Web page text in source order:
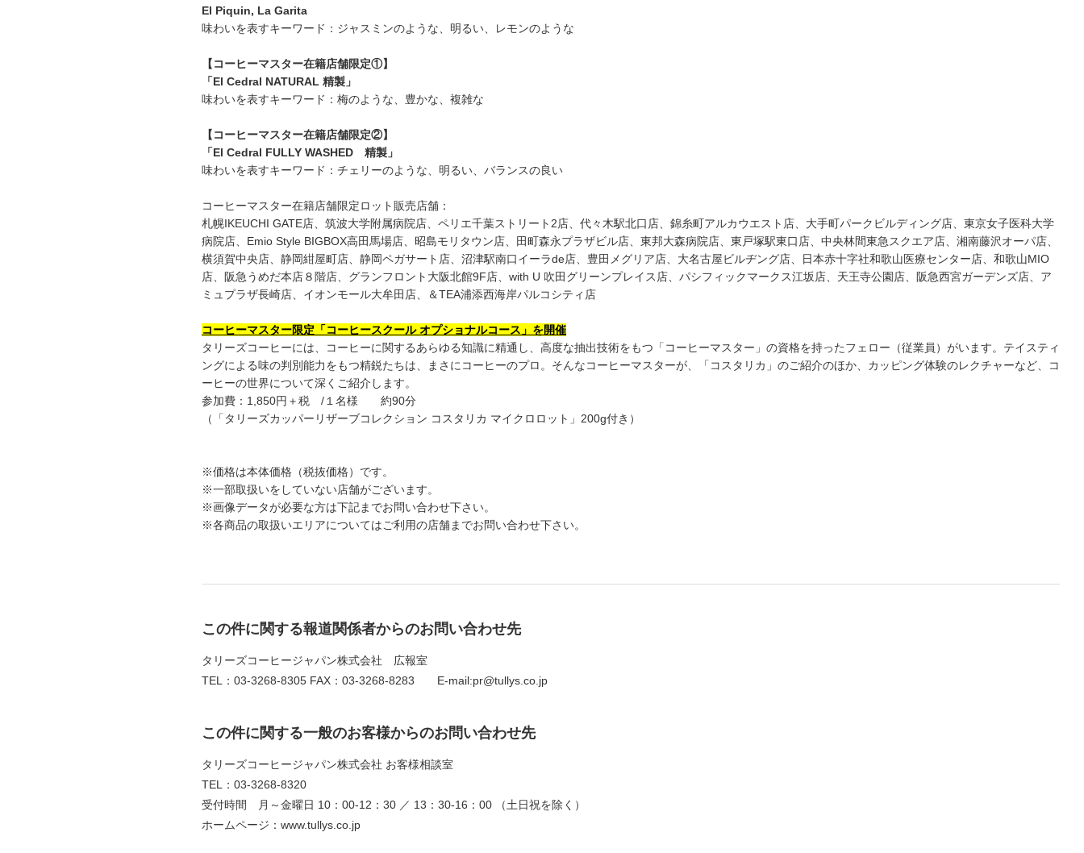
El Piquin, La Garita
味わいを表すキーワード：ジャスミンのような、明るい、レモンのような
【コーヒーマスター在籍店舗限定①】
「El Cedral NATURAL 精製」
味わいを表すキーワード：梅のような、豊かな、複雑な
【コーヒーマスター在籍店舗限定②】
「El Cedral FULLY WASHED 精製」
味わいを表すキーワード：チェリーのような、明るい、バランスの良い
コーヒーマスター在籍店舗限定ロット販売店舗：
札幌IKEUCHI GATE店、筑波大学附属病院店、ペリエ千葉ストリート2店、代々木駅北口店、錦糸町アルカウエスト店、大手町パークビルディング店、東京女子医科大学
病院店、Emio Style BIGBOX高田馬場店、昭島モリタウン店、田町森永プラザビル店、東邦大森病院店、東戸塚駅東口店、中央林間東急スクエア店、湘南藤沢オーパ店、
横須賀中央店、静岡紺屋町店、静岡ペガサート店、沼津駅南口イーラde店、豊田メグリア店、大名古屋ビルヂング店、日本赤十字社和歌山医療センター店、和歌山MIO
店、阪急うめだ本店８階店、グランフロント大阪北館9F店、with U 吹田グリーンプレイス店、パシフィックマークス江坂店、天王寺公園店、阪急西宮ガーデンズ店、ア
ミュプラザ長崎店、イオンモール大牟田店、＆TEA浦添西海岸パルコシティ店
コーヒーマスター限定「コーヒースクール オプショナルコース」を開催
タリーズコーヒーには、コーヒーに関するあらゆる知識に精通し、高度な抽出技術をもつ「コーヒーマスター」の資格を持ったフェロー（従業員）がいます。テイスティ
ングによる味の判別能力をもつ精鋭たちは、まさにコーヒーのプロ。そんなコーヒーマスターが、「コスタリカ」のご紹介のほか、カッピング体験のレクチャーなど、コ
ーヒーの世界について深くご紹介します。
参加費：1,850円＋税 /１名様 約90分
（「タリーズカッパーリザーブコレクション コスタリカ マイクロロット」200g付き）
※価格は本体価格（税抜価格）です。
※一部取扱いをしていない店舗がございます。
※画像データが必要な方は下記までお問い合わせ下さい。
※各商品の取扱いエリアについてはご利用の店舗までお問い合わせ下さい。
この件に関する報道関係者からのお問い合わせ先
タリーズコーヒージャパン株式会社 広報室
TEL：03-3268-8305 FAX：03-3268-8283 E-mail:pr@tullys.co.jp
この件に関する一般のお客様からのお問い合わせ先
タリーズコーヒージャパン株式会社 お客様相談室
TEL：03-3268-8320
受付時間 月～金曜日 10：00-12：30 ／ 13：30-16：00 （土日祝を除く）
ホームページ：www.tullys.co.jp